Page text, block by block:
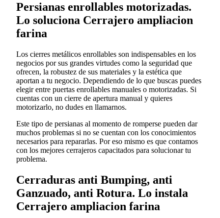
Persianas enrollables motorizadas.
Lo soluciona Cerrajero ampliacion
farina
Los cierres metálicos enrollables son indispensables en los
negocios por sus grandes virtudes como la seguridad que
ofrecen, la robustez de sus materiales y la estética que
aportan a tu negocio. Dependiendo de lo que buscas puedes
elegir entre puertas enrollables manuales o motorizadas. Si
cuentas con un cierre de apertura manual y quieres
motorizarlo, no dudes en llamarnos.
Este tipo de persianas al momento de romperse pueden dar
muchos problemas si no se cuentan con los conocimientos
necesarios para repararlas. Por eso mismo es que contamos
con los mejores cerrajeros capacitados para solucionar tu
problema.
Cerraduras anti Bumping, anti
Ganzuado, anti Rotura. Lo instala
Cerrajero ampliacion farina